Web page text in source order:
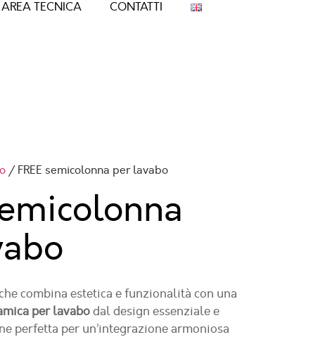
AREA TECNICA CONTATTI
/ FREE semicolonna per lavabo
combina estetica e funzionalità con una
per lavabodal design essenziale e
perfetta per un’integrazione armoniosa